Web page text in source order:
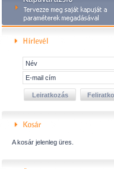
A kosár jelenleg üres.